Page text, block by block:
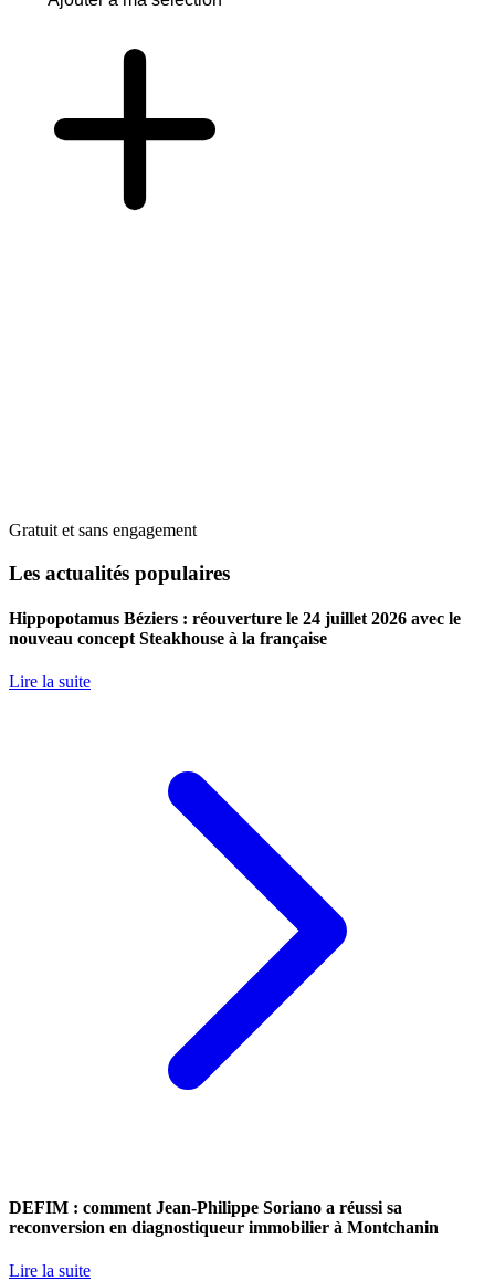
Gratuit et sans engagement
Les actualités populaires
Hippopotamus Béziers : réouverture le 24 juillet 2026 avec le
nouveau concept Steakhouse à la française
Lire la suite
DEFIM : comment Jean-Philippe Soriano a réussi sa
reconversion en diagnostiqueur immobilier à Montchanin
Lire la suite